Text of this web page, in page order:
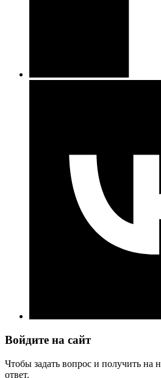
Войдите на сайт
Чтобы задать вопрос и получить на
ответ.